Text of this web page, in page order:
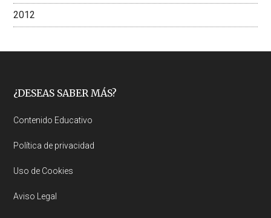
2012
Footer
¿DESEAS SABER MÁS?
Contenido Educativo
Política de privacidad
Uso de Cookies
Aviso Legal